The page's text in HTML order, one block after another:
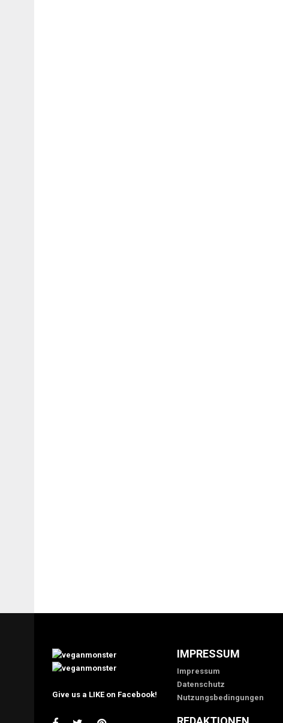
Give us a LIKE on Facebook!
IMPRESSUM
Impressum
Datenschutz
Nutzungsbedingungen